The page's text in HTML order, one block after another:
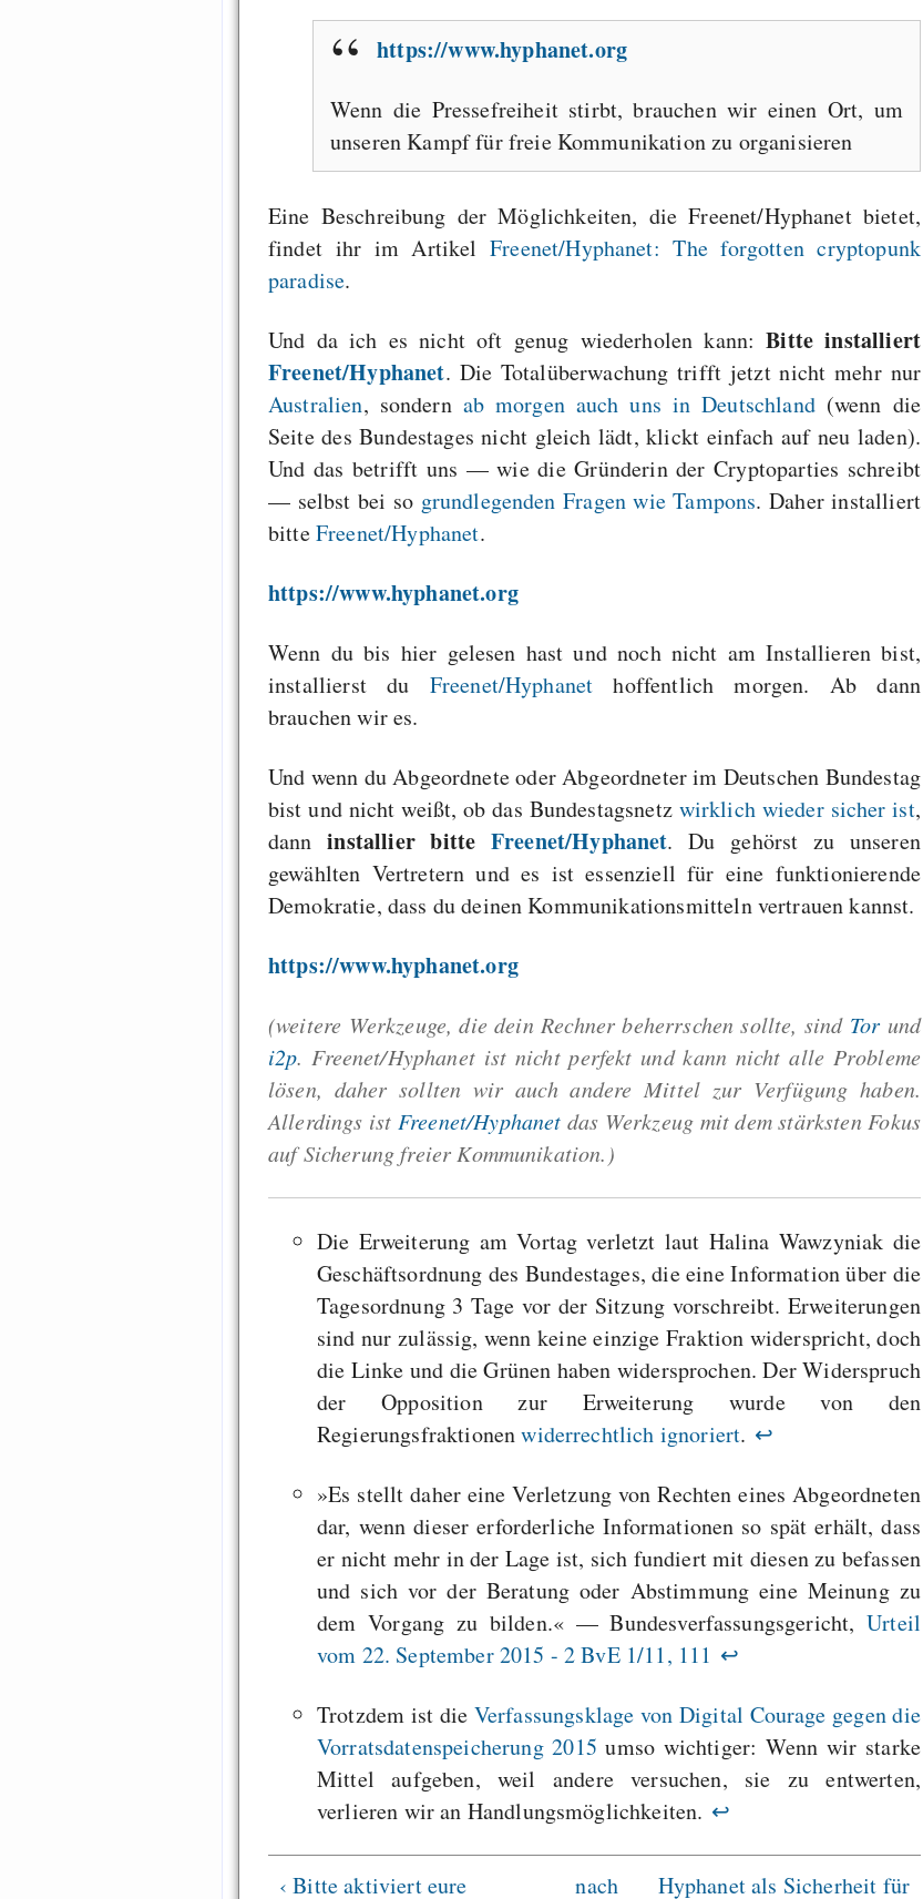
https://www.hyphanet.org
Wenn die Pressefreiheit stirbt, brauchen wir einen Ort, um
unseren Kampf für freie Kommunikation zu organisieren
Eine Beschreibung der Möglichkeiten, die Freenet/Hyphanet bietet,
findet ihr im ArtikelFreenet/Hyphanet: The forgotten cryptopunk
paradise.
Und da ich es nicht oft genug wiederholen kann:Bitte installiert
Freenet/Hyphanet. Die Totalüberwachung trifft jetzt nicht mehr nur
Australien, sondern ab morgen auch uns in Deutschland(wenn die
Seite des Bundestages nicht gleich lädt, klickt einfach auf neu laden).
Und das betrifft uns — wie die Gründerin der Cryptoparties schreibt
— selbst bei so grundlegenden Fragen wie Tampons. Daher installiert
bitteFreenet/Hyphanet.
https://www.hyphanet.org
Wenn du bis hier gelesen hast und noch nicht am Installieren bist,
installierst du Freenet/Hyphanet hoffentlich morgen. Ab dann
brauchen wir es.
Und wenn du Abgeordnete oder Abgeordneter im Deutschen Bundestag
bist und nicht weißt, ob das Bundestagsnetz wirklich wieder sicher ist,
danninstallier bitte Freenet/Hyphanet. Du gehörst zu unseren
gewählten Vertretern und es ist essenziell für eine funktionierende
Demokratie, dass du deinen Kommunikationsmitteln vertrauen kannst.
https://www.hyphanet.org
(weitere Werkzeuge, die dein Rechner beherrschen sollte, sind Tor und
i2p. Freenet/Hyphanet ist nicht perfekt und kann nicht alle Probleme
lösen, daher sollten wir auch andere Mittel zur Verfügung haben.
Allerdings ist Freenet/Hyphanet das Werkzeug mit dem stärksten Fokus
auf Sicherung freier Kommunikation.)
Die Erweiterung am Vortag verletzt laut Halina Wawzyniak die
Geschäftsordnung des Bundestages, die eine Information über die
Tagesordnung 3 Tage vor der Sitzung vorschreibt. Erweiterungen
sind nur zulässig, wenn keine einzige Fraktion widerspricht, doch
die Linke und die Grünen haben widersprochen. Der Widerspruch
der Opposition zur Erweiterung wurde von den
Regierungsfraktionenwiderrechtlich ignoriert. ↩
»Es stellt daher eine Verletzung von Rechten eines Abgeordneten
dar, wenn dieser erforderliche Informationen so spät erhält, dass
er nicht mehr in der Lage ist, sich fundiert mit diesen zu befassen
und sich vor der Beratung oder Abstimmung eine Meinung zu
dem Vorgang zu bilden.« — Bundesverfassungsgericht,Urteil
vom 22. September 2015 - 2 BvE 1/11, 111 ↩
Trotzdem ist die Verfassungsklage von Digital Courage gegen die
Vorratsdatenspeicherung 2015 umso wichtiger: Wenn wir starke
Mittel aufgeben, weil andere versuchen, sie zu entwerten,
verlieren wir an Handlungsmöglichkeiten. ↩
‹ Bitte aktiviert eure nach Hyphanet als Sicherheit für